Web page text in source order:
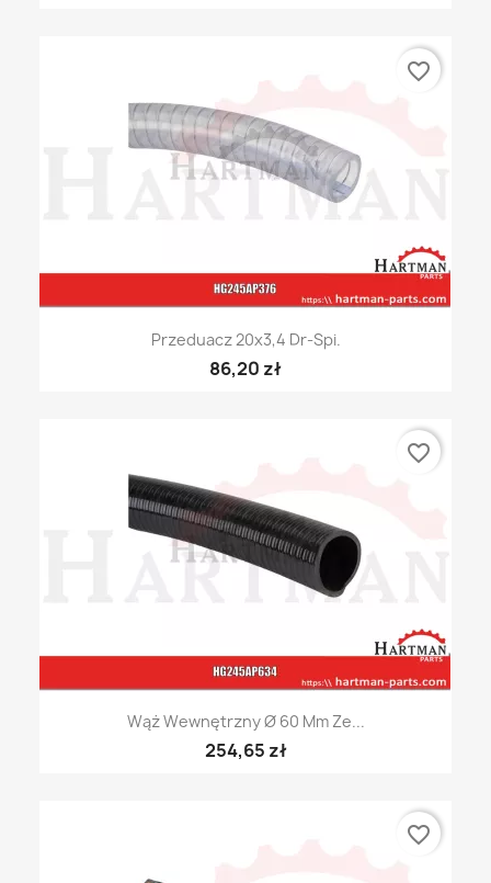
Przeduacz 20x3,4 Dr-Spi.
86,20 zł
favorite_border
Wąż Wewnętrzny Ø 60 Mm Ze...
254,65 zł
favorite_border
favorite_border